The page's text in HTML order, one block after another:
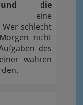
und die
eine
Wer schlecht
nicht
des
wahren